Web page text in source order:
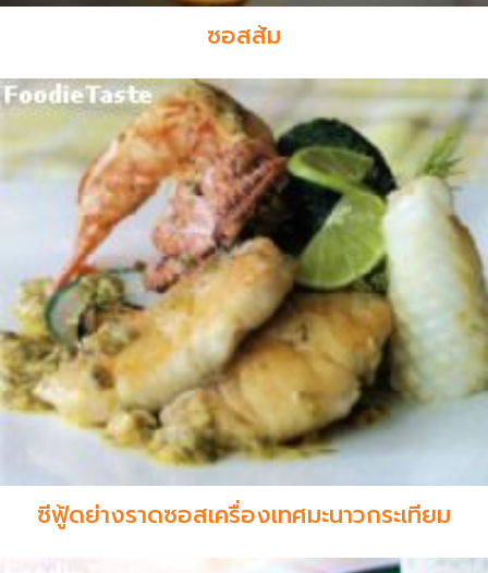
ซอสส้ม
ซีฟู้ดย่างราดซอสเครื่องเทศมะนาวกระเทียม